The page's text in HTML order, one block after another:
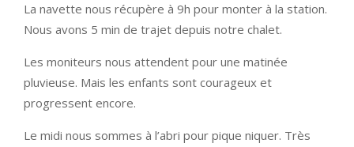
La navette nous récupère à 9h pour monter à la station.
Nous avons 5 min de trajet depuis notre chalet.
Les moniteurs nous attendent pour une matinée
pluvieuse. Mais les enfants sont courageux et
progressent encore.
Le midi nous sommes à l’abri pour pique niquer. Très